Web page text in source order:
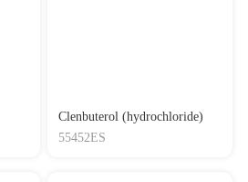
Clenbuterol (hydrochloride)
55452ES